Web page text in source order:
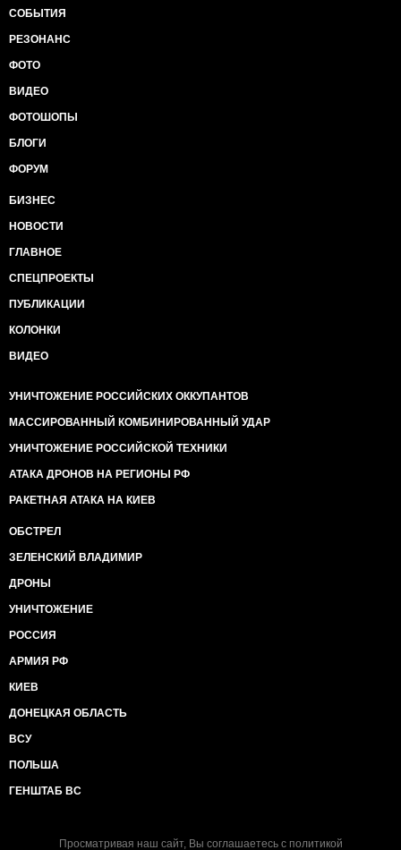
СОБЫТИЯ
РЕЗОНАНС
ФОТО
ВИДЕО
ФОТОШОПЫ
БЛОГИ
ФОРУМ
БИЗНЕС
НОВОСТИ
ГЛАВНОЕ
СПЕЦПРОЕКТЫ
ПУБЛИКАЦИИ
КОЛОНКИ
ВИДЕО
УНИЧТОЖЕНИЕ РОССИЙСКИХ ОККУПАНТОВ
МАССИРОВАННЫЙ КОМБИНИРОВАННЫЙ УДАР
УНИЧТОЖЕНИЕ РОССИЙСКОЙ ТЕХНИКИ
АТАКА ДРОНОВ НА РЕГИОНЫ РФ
РАКЕТНАЯ АТАКА НА КИЕВ
ОБСТРЕЛ
ЗЕЛЕНСКИЙ ВЛАДИМИР
ДРОНЫ
УНИЧТОЖЕНИЕ
РОССИЯ
АРМИЯ РФ
КИЕВ
ДОНЕЦКАЯ ОБЛАСТЬ
ВСУ
ПОЛЬША
ГЕНШТАБ ВС
Просматривая наш сайт, Вы соглашаетесь с политикой